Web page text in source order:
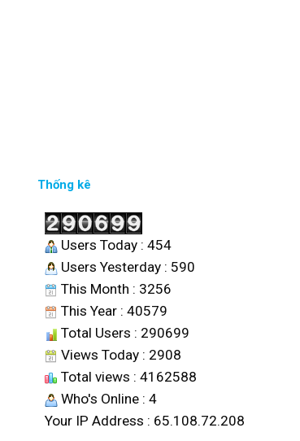
Thống kê
Users Today : 454
Users Yesterday : 590
This Month : 3256
This Year : 40579
Total Users : 290699
Views Today : 2908
Total views : 4162588
Who's Online : 4
Your IP Address : 65.108.72.208